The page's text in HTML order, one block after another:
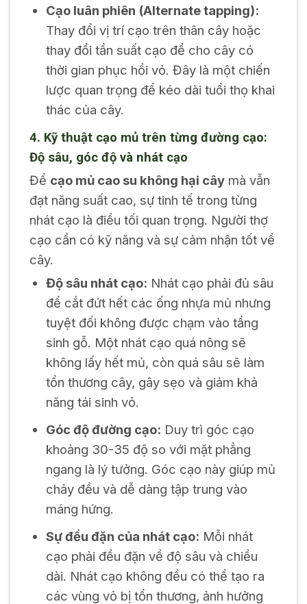
Cạo luân phiên (Alternate tapping):
Thay đổi vị trí cạo trên thân cây hoặc
thay đổi tần suất cạo để cho cây có
thời gian phục hồi vỏ. Đây là một chiến
lược quan trọng để kéo dài tuổi thọ khai
thác của cây.
4. Kỹ thuật cạo mủ trên từng đường cạo:
Độ sâu, góc độ và nhát cạo
Để cạo mủ cao su không hại câymà vẫn
đạt năng suất cao, sự tinh tế trong từng
nhát cạo là điều tối quan trọng. Người thợ
cạo cần có kỹ năng và sự cảm nhận tốt về
cây.
Độ sâu nhát cạo: Nhát cạo phải đủ sâu
để cắt đứt hết các ống nhựa mủ nhưng
tuyệt đối không được chạm vào tầng
sinh gỗ. Một nhát cạo quá nông sẽ
không lấy hết mủ, còn quá sâu sẽ làm
tổn thương cây, gây sẹo và giảm khả
năng tái sinh vỏ.
Góc độ đường cạo: Duy trì góc cạo
khoảng 30-35 độ so với mặt phẳng
ngang là lý tưởng. Góc cạo này giúp mủ
chảy đều và dễ dàng tập trung vào
máng hứng.
Sự đều đặn của nhát cạo: Mỗi nhát
cạo phải đều đặn về độ sâu và chiều
dài. Nhát cạo không đều có thể tạo ra
các vùng vỏ bị tổn thương, ảnh hưởng